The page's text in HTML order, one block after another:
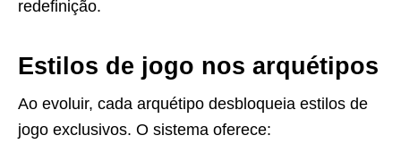
redefinição.
Estilos de jogo nos arquétipos
Ao evoluir, cada arquétipo desbloqueia estilos de
jogo exclusivos. O sistema oferece: